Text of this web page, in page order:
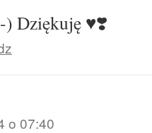
) Dziękuję ♥️❣️
o 07:40